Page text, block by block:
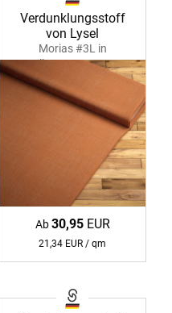
Verdunklungsstoff
von Lysel
Morias #3L in
gelborange 37078
Ab30,95EUR
21,34 EUR / qm